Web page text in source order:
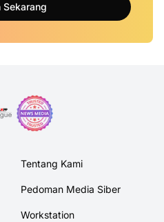
Sekarang
Tentang Kami
Pedoman Media Siber
Workstation